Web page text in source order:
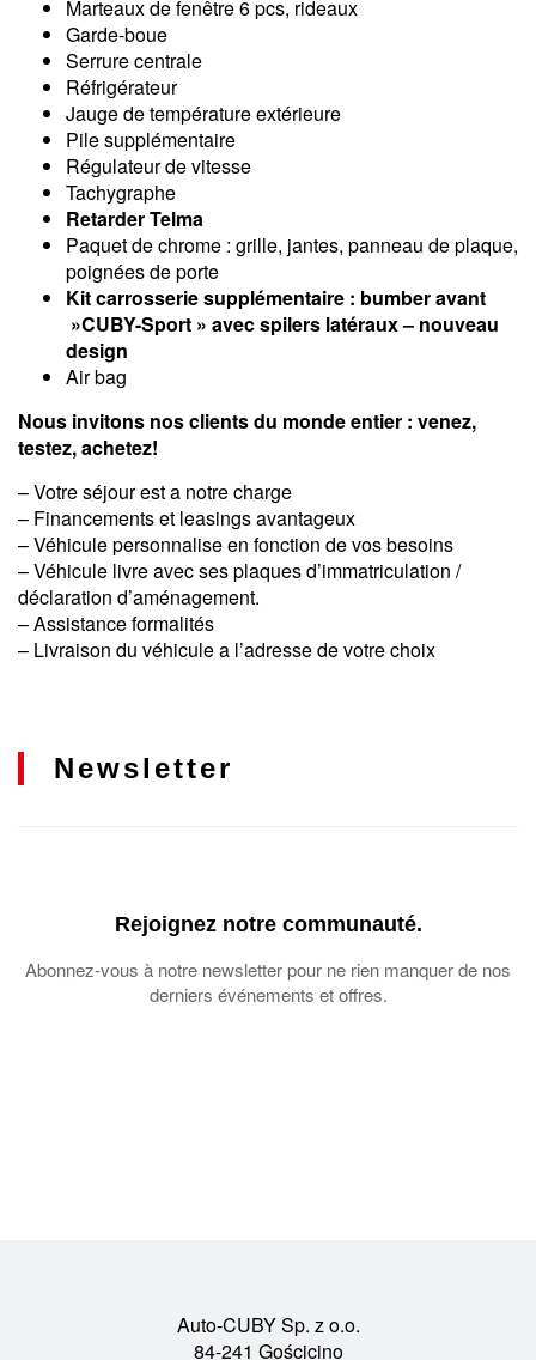
Marteaux de fenêtre 6 pcs, rideaux
Garde-boue
Serrure centrale
Réfrigérateur
Jauge de température extérieure
Pile supplémentaire
Régulateur de vitesse
Tachygraphe
Retarder Telma
Paquet de chrome : grille, jantes, panneau de plaque,
poignées de porte
Kit carrosserie supplémentaire : bumber avant
»CUBY-Sport » avec spilers latéraux – nouveau
design
Air bag
Nous invitons nos clients du monde entier : venez,
testez, achetez!
– Votre séjour est a notre charge
– Financements et leasings avantageux
– Véhicule personnalise en fonction de vos besoins
– Véhicule livre avec ses plaques d’immatriculation /
déclaration d’aménagement.
– Assistance formalités
– Livraison du véhicule a l’adresse de votre choix
Newsletter
Rejoignez notre communauté.
Abonnez-vous à notre newsletter pour ne rien manquer de nos
derniers événements et offres.
Auto-CUBY Sp. z o.o.
84-241 Gościcino